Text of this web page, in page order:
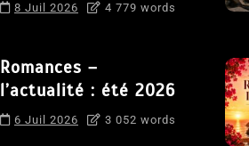
8 Juil 2026 4 779 words
Romances –
l’actualité : été 2026
6 Juil 2026 3 052 words